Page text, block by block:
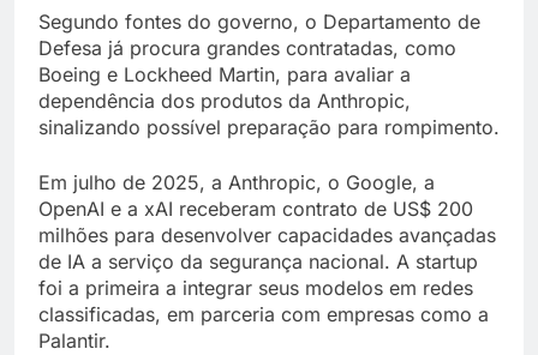
Segundo fontes do governo, o Departamento de
Defesa já procura grandes contratadas, como
Boeing e Lockheed Martin, para avaliar a
dependência dos produtos da Anthropic,
sinalizando possível preparação para rompimento.
Em julho de 2025, a Anthropic, o Google, a
OpenAI e a xAI receberam contrato de US$ 200
milhões para desenvolver capacidades avançadas
de IA a serviço da segurança nacional. A startup
foi a primeira a integrar seus modelos em redes
classificadas, em parceria com empresas como a
Palantir.